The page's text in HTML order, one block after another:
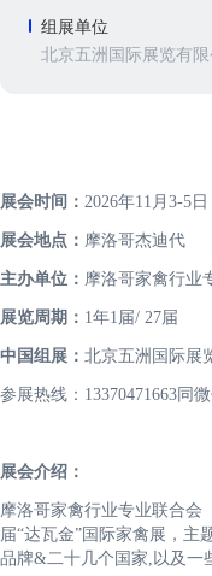
组展单位
北京五洲国际展览有限
展会时间： 2026年11月3-5日
展会地点： 摩洛哥杰迪代
主办单位： 摩洛哥家禽行业
展览周期： 1年1届/ 27届
中国组展： 北京五洲国际展
参展热线：13370471663同
展会介绍：
摩洛哥家禽行业专业联合会
届“达瓦金”国际家禽展，主
品牌&二十几个国家,以及一